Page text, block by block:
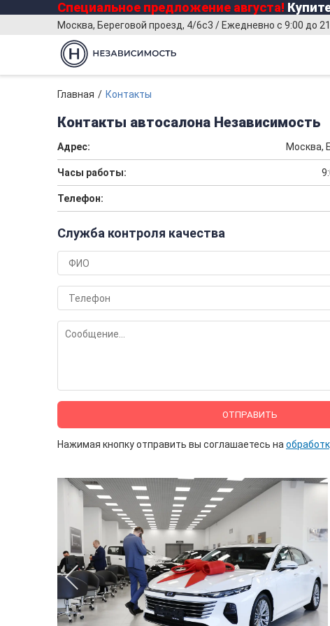
Специальное предложение августа!
Москва, Береговой проезд, 4/6с3 / Ежедневно с 9:00 до
Главная Контакты
Контакты автосалона Независимость
Адрес: Москва,
Часы работы:
Телефон:
Служба контроля качества
ОТПРАВИТЬ
Нажимая кнопку отправить вы соглашаетесь на